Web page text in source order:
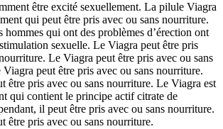
être excité sexuellement. La pilule Viagra
qui peut être pris avec ou sans nourriture.
hommes qui ont des problèmes d’érection ont
sexuelle. Le Viagra peut être pris
Le Viagra peut être pris avec ou sans
peut être pris avec ou sans nourriture.
être pris avec ou sans nourriture. Le Viagra est
qui contient le principe actif citrate de
il peut être pris avec ou sans nourriture.
être pris avec ou sans nourriture.